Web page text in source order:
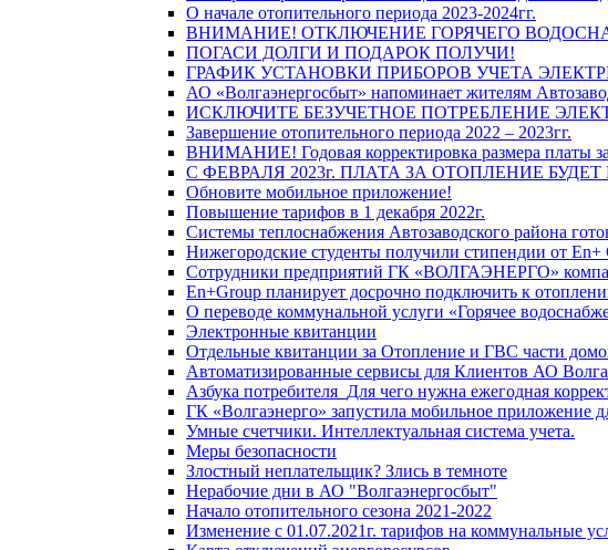
О начале отопительного периода 2023-2024гг.
ВНИМАНИЕ! ОТКЛЮЧЕНИЕ ГОРЯЧЕГО
ПОГАСИ ДОЛГИ И ПОДАРОК ПОЛУЧИ!
ГРАФИК УСТАНОВКИ ПРИБОРОВ УЧЕТА
АО «Волгаэнергосбыт» напоминает жителям
ИСКЛЮЧИТЕ БЕЗУЧЕТНОЕ ПОТРЕБЛЕНИЕ
Завершение отопительного периода 2022 – 2023гг.
ВНИМАНИЕ! Годовая корректировка размера платы за
С ФЕВРАЛЯ 2023г. ПЛАТА ЗА ОТОПЛЕНИЕ
Обновите мобильное приложение!
Повышение тарифов в 1 декабря 2022г.
Системы теплоснабжения Автозаводского района
Нижегородские студенты получили стипендии от En+
Сотрудники предприятий ГК «ВОЛГАЭНЕРГО»
En+Group планирует досрочно подключить к
О переводе коммунальной услуги «Горячее
Электронные квитанции
Отдельные квитанции за Отопление и ГВС части
Автоматизированные сервисы для Клиентов АО
Азбука потребителя_Для чего нужна ежегодная
ГК «Волгаэнерго» запустила мобильное приложение
Умные счетчики. Интеллектуальная система учета.
Меры безопасности
Злостный неплательщик? Злись в темноте
Нерабочие дни в АО "Волгаэнергосбыт"
Начало отопительного сезона 2021-2022
Изменение с 01.07.2021г. тарифов на коммунальные